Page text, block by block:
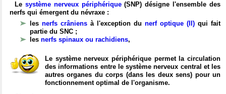
Le système nerveux périphérique(SNP) désigne l'ensemble des
nerfs qui émergent du névraxe :
les nerfs crâniens à l'exception du nerf optique (II) qui fait
partie du SNC ;
les nerfs spinaux ou rachidiens,
Le système nerveux périphérique permet la circulation
des informations entre le système nerveux central et les
autres organes du corps (dans les deux sens) pour un
fonctionnement optimal de l'organisme.